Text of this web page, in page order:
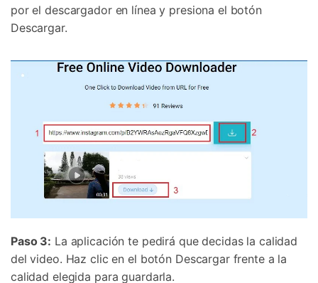
por el descargador en línea y presiona el botón
Descargar.
Paso 3: La aplicación te pedirá que decidas la calidad
del video. Haz clic en el botón Descargar frente a la
calidad elegida para guardarla.